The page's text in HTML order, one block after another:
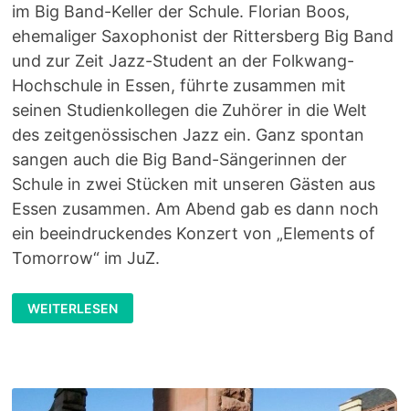
im Big Band-Keller der Schule. Florian Boos,
ehemaliger Saxophonist der Rittersberg Big Band
und zur Zeit Jazz-Student an der Folkwang-
Hochschule in Essen, führte zusammen mit
seinen Studienkollegen die Zuhörer in die Welt
des zeitgenössischen Jazz ein. Ganz spontan
sangen auch die Big Band-Sängerinnen der
Schule in zwei Stücken mit unseren Gästen aus
Essen zusammen. Am Abend gab es dann noch
ein beeindruckendes Konzert von „Elements of
Tomorrow“ im JuZ.
ELEMENTS
OF
TOMORROW
WEITERLESEN